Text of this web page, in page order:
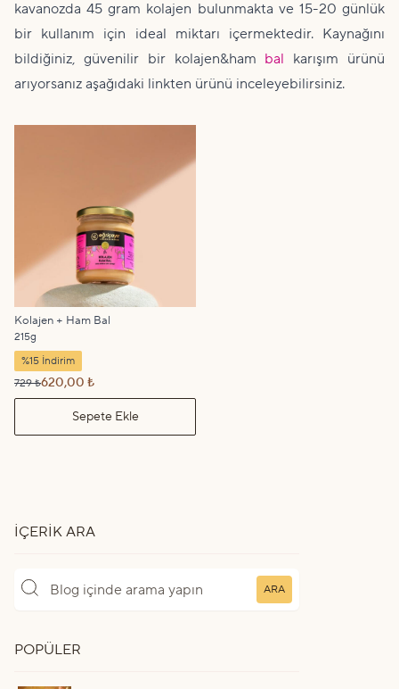
kavanozda 45 gram kolajen bulunmakta ve 15-20 günlük
bir kullanım için ideal miktarı içermektedir. Kaynağını
bildiğiniz, güvenilir bir kolajen&ham bal karışım ürünü
arıyorsanız aşağıdaki linkten ürünü inceleyebilirsiniz.
Kolajen + Ham Bal
215g
%15 İndirim
729 ₺620,00 ₺
Sepete Ekle
İÇERIK ARA
ARA
POPÜLER